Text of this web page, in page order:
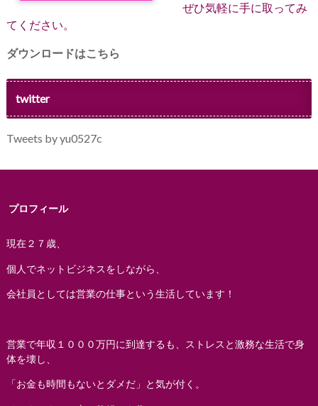
ぜひ気軽に手に取ってみ
てください。
ダウンロードはこちら
twitter
Tweets by yu0527c
プロフィール
現在２７歳、
個人でネットビジネスをしながら、
会社員としては営業の仕事という生活しています！
営業で年収１０００万円に到達するも、ストレスと激務な生活で身
体を壊し、
「お金も時間もないとダメだ」と気が付く。